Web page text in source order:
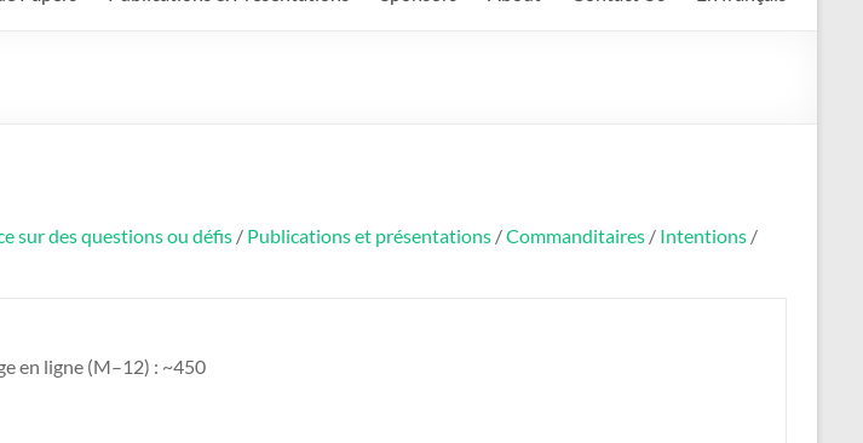
sur des questions ou défis / Publications et présentations /Commanditaires / Intentions /
en ligne (M–12) : ~450